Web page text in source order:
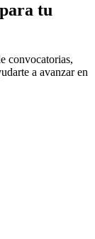
tu
convocatorias,
a avanzar en